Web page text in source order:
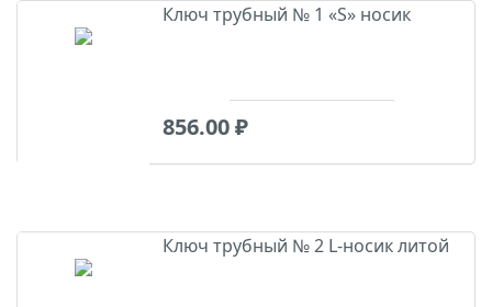
Ключ трубный № 1 «S» носик
856.00₽
Ключ трубный № 2 L-носик литой